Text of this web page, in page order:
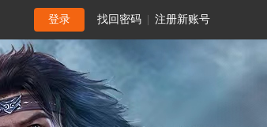
登录 找回密码 注册新账号